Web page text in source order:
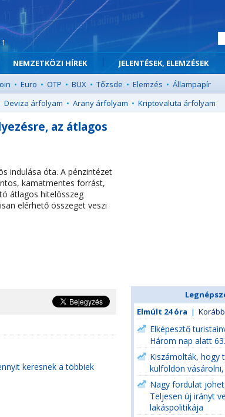
NEMZETKÖZI HÍREK JELENTÉSEK, ELEMZÉSEK
• Euro • OTP • BUX • Tőzsde • Elemzés • Állampapír
Deviza árfolyam • Arany árfolyam • Kriptovaluta árfolyam
az átlagos
indulása óta. A pénzintézet
kamatmentes forrást,
átlagos hitelösszeg
elérhető összeget veszi
keresnek a többiek
Elmúlt 24 óra |
Elképesztő
Három nap alatt
Kiszámolták, hogy
külföldön
Nagy fordulat
Teljesen új irányt
lakáspolitikája